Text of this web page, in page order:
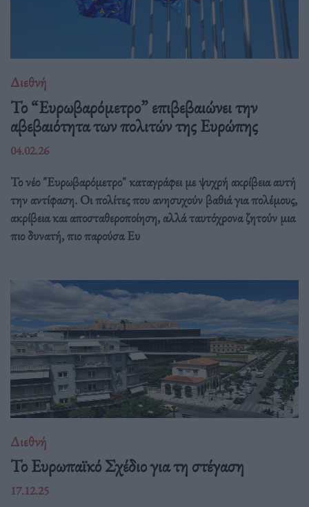
Διεθνή
Το “Ευρωβαρόμετρο” επιβεβαιώνει την
αβεβαιότητα των πολιτών της Ευρώπης
04.02.26
Το νέο "Ευρωβαρόμετρο" καταγράφει με ψυχρή ακρίβεια αυτή
την αντίφαση. Oι πολίτες που ανησυχούν βαθιά για πολέμους,
ακρίβεια και αποσταθεροποίηση, αλλά ταυτόχρονα ζητούν μια
πιο δυνατή, πιο παρούσα Ευ
Διεθνή
Το Ευρωπαϊκό Σχέδιο για τη στέγαση
17.12.25